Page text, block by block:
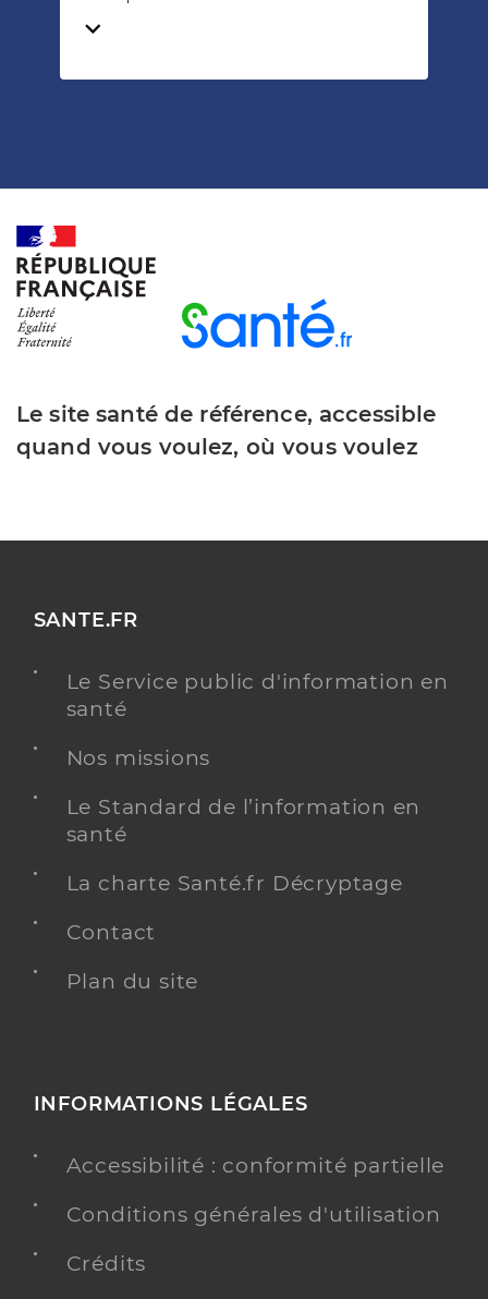
Temps de lecture
Le site santé de référence, accessible
quand vous voulez, où vous voulez
SANTE.FR
Le Service public d'information en
santé
Nos missions
Le Standard de l’information en
santé
La charte Santé.fr Décryptage
Contact
Plan du site
INFORMATIONS LÉGALES
Accessibilité : conformité partielle
Conditions générales d'utilisation
Crédits